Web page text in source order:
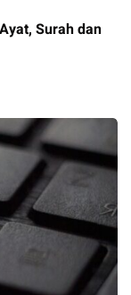
Surah dan